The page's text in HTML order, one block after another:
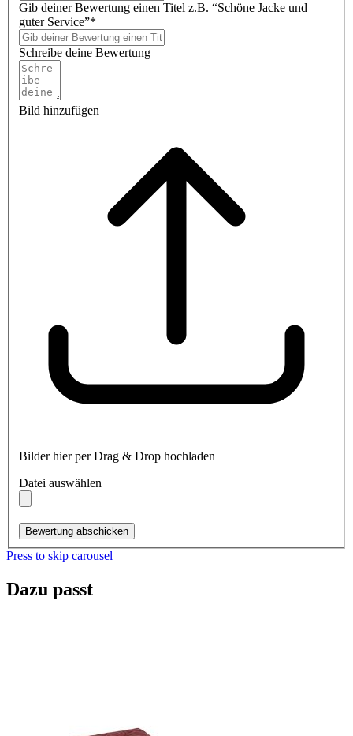
Gib deiner Bewertung einen Titel z.B. “Schöne Jacke und
guter Service”*
Schreibe deine Bewertung
Bild hinzufügen
Bilder hier per Drag & Drop hochladen
Datei auswählen
Bewertung abschicken
Press to skip carousel
Dazu passt